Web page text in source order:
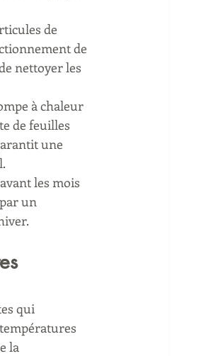
de
de
nettoyer les
à chaleur
de feuilles
une
les mois
un
qui
la